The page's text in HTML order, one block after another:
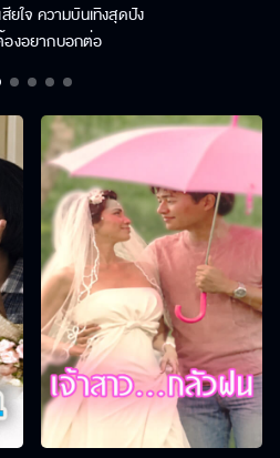
ยใจ ความบันเทิงสุดปัง
งอยากบอกต่อ